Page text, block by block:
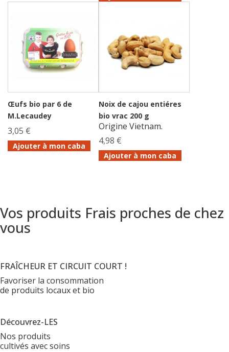
Œufs bio par 6 de
M.Lecaudey
3,05 €
Ajouter à mon caba
Noix de cajou entiéres
bio vrac 200 g
Origine Vietnam.
4,98 €
Ajouter à mon caba
Vos produits Frais proches de chez
vous
FRAÎCHEUR ET CIRCUIT COURT !
Favoriser la consommation
de produits locaux et bio
Découvrez-LES
Nos produits
cultivés avec soins